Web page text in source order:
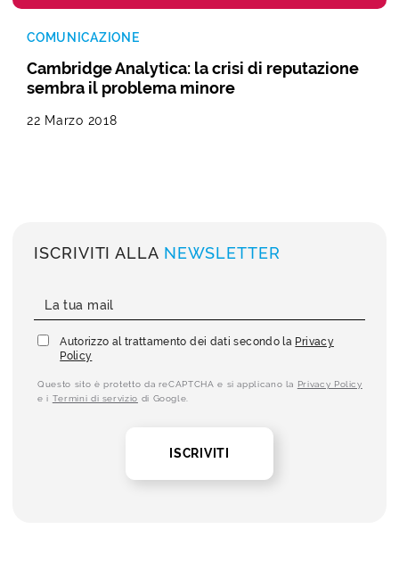
COMUNICAZIONE
Cambridge Analytica: la crisi di reputazione
sembra il problema minore
22 Marzo 2018
ISCRIVITI ALLA NEWSLETTER
Autorizzo al trattamento dei dati secondo la Privacy
Policy
Questo sito è protetto da reCAPTCHA e si applicano la Privacy Policy
e i Termini di servizio di Google.
ISCRIVITI